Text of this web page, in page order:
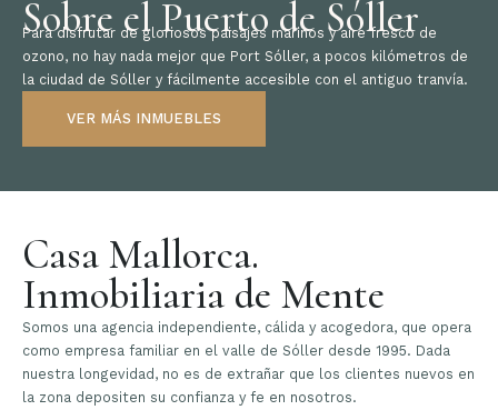
Sobre el Puerto de Sóller
Para disfrutar de gloriosos paisajes marinos y aire fresco de
ozono, no hay nada mejor que Port Sóller, a pocos kilómetros de
la ciudad de Sóller y fácilmente accesible con el antiguo tranvía.
VER MÁS INMUEBLES
Casa Mallorca.
Inmobiliaria de Mente
Somos una agencia independiente, cálida y acogedora, que opera
como empresa familiar en el valle de Sóller desde 1995. Dada
nuestra longevidad, no es de extrañar que los clientes nuevos en
la zona depositen su confianza y fe en nosotros.